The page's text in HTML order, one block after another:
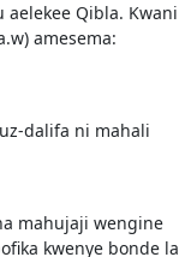
Qibla. Kwani
amesema:
dalifa ni mahali
mahujaji wengine
kwenye bonde la